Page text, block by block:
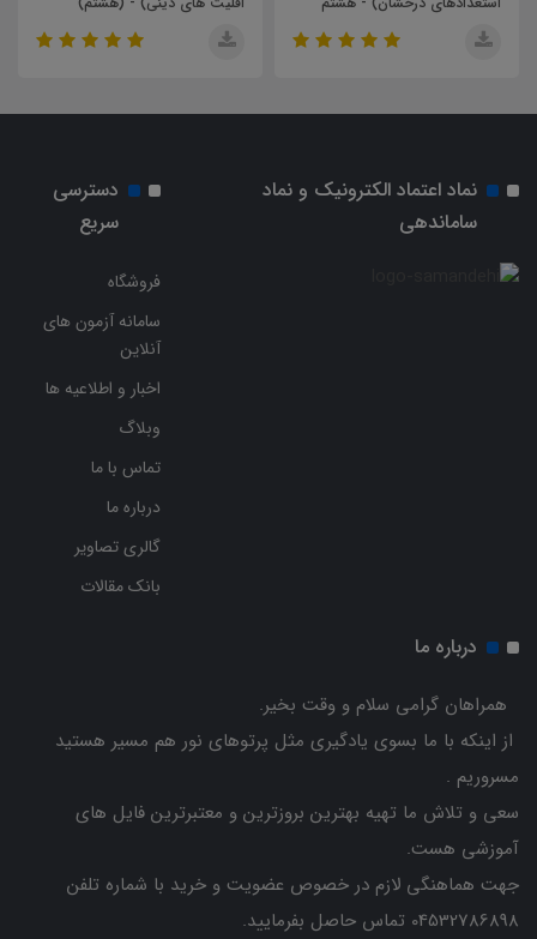
نماد اعتماد الکترونیک و نماد
ساماندهی
دسترسی
سریع
فروشگاه
سامانه آزمون های
آنلاین
اخبار و اطلاعیه ها
وبلاگ
تماس با ما
درباره ما
گالری تصاویر
بانک مقالات
درباره ما
همراهان گرامی سلام و وقت بخیر.
از اینکه با ما بسوی یادگیری مثل پرتوهای نور هم مسیر هستید
مسروریم .
سعی و تلاش ما تهیه بهترین بروزترین و معتبرترین فایل های
آموزشی هست.
جهت هماهنگی لازم در خصوص عضویت و خرید با شماره تلفن
04532786898 تماس حاصل بفرمایید.